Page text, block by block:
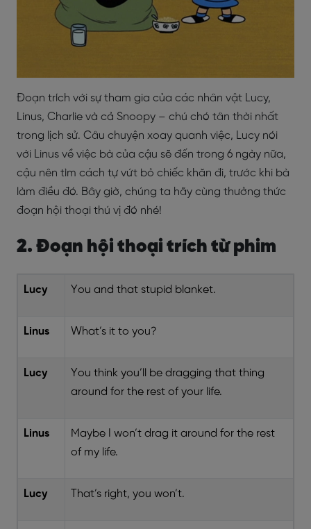
Đoạn trích với sự tham gia của các nhân vật Lucy,
Linus, Charlie và cả Snoopy – chú chó tân thời nhất
trong lịch sử. Câu chuyện xoay quanh việc, Lucy nói
với Linus về việc bà của cậu sẽ đến trong 6 ngày nữa,
cậu nên tìm cách tự vứt bỏ chiếc khăn đi, trước khi bà
làm điều đó. Bây giờ, chúng ta hãy cùng thưởng thức
đoạn hội thoại thú vị đó nhé!
2. Đoạn hội thoại trích từ phim
Lucy You and that stupid blanket.
Linus What’s it to you?
Lucy
You think you’ll be dragging that thing
around for the rest of your life.
Linus
Maybe I won’t drag it around for the rest
of my life.
Lucy That’s right, you won’t.